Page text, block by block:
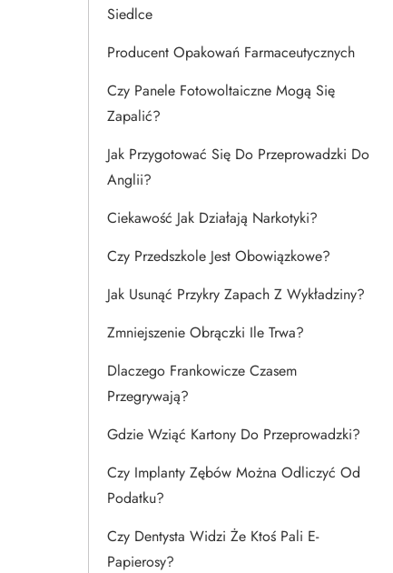
Siedlce
Producent Opakowań Farmaceutycznych
Czy Panele Fotowoltaiczne Mogą Się
Zapalić?
Jak Przygotować Się Do Przeprowadzki Do
Anglii?
Ciekawość Jak Działają Narkotyki?
Czy Przedszkole Jest Obowiązkowe?
Jak Usunąć Przykry Zapach Z Wykładziny?
Zmniejszenie Obrączki Ile Trwa?
Dlaczego Frankowicze Czasem
Przegrywają?
Gdzie Wziąć Kartony Do Przeprowadzki?
Czy Implanty Zębów Można Odliczyć Od
Podatku?
Czy Dentysta Widzi Że Ktoś Pali E-
Papierosy?